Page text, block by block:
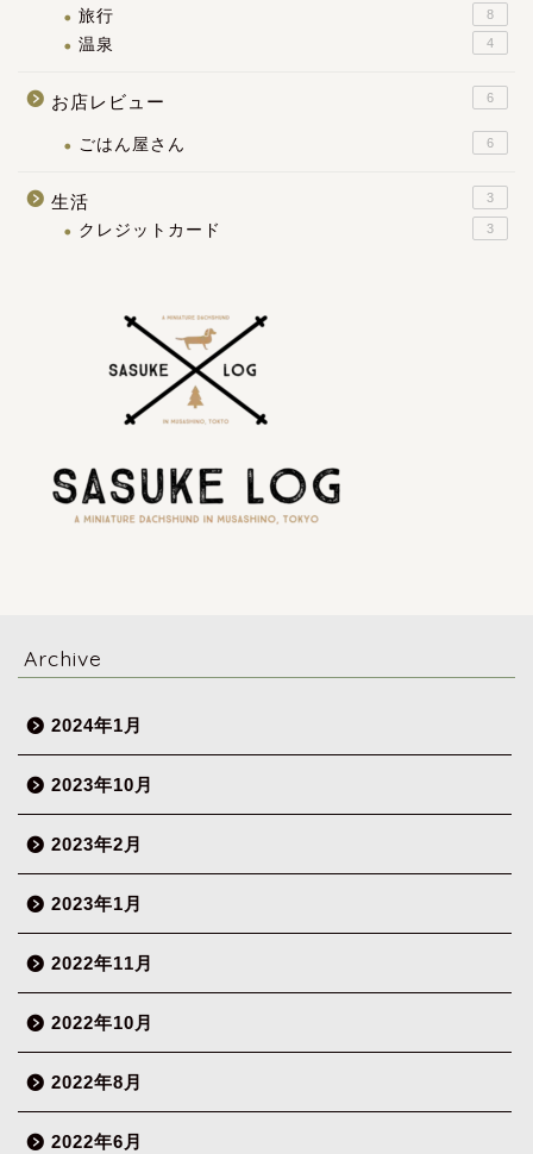
旅行 8
温泉 4
お店レビュー 6
ごはん屋さん 6
生活 3
クレジットカード 3
Archive
2024年1月
2023年10月
2023年2月
2023年1月
2022年11月
2022年10月
2022年8月
2022年6月